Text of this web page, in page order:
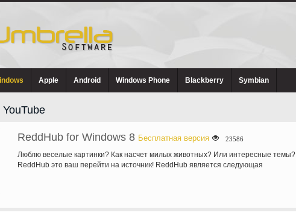
Apple Android Windows Phone Blackberry Symbian
YouTube
ReddHub for Windows 8 Бесплатная версия 23586
Люблю веселые картинки? Как насчет милых животных? Или интересные темы?
ReddHub это ваш перейти на источник! ReddHub является следующая